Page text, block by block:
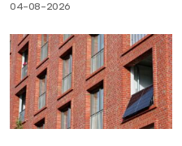
04-08-2026